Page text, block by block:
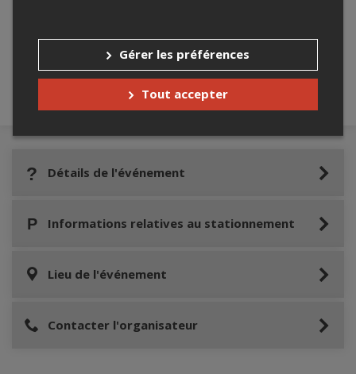
Détails de l'événement
Informations relatives au stationnement
Lieu de l'événement
Contacter l'organisateur
Gérer les préférences
Tout accepter